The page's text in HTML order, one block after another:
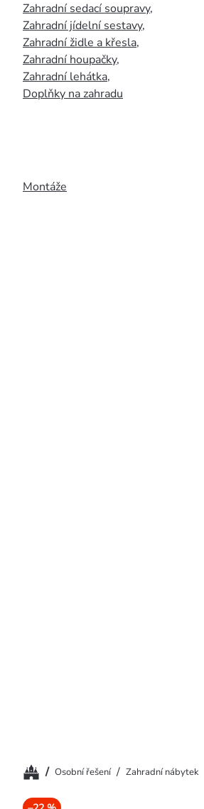
Zahradní sedací soupravy,
Zahradní jídelní sestavy,
Zahradní židle a křesla,
Zahradní houpačky,
Zahradní lehátka,
Doplňky na zahradu
Montáže
Domů/ Osobní řešení / Zahradní nábytek